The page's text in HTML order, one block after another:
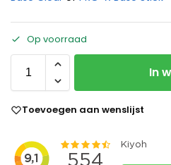
Op voorraad
In
Toevoegen aan wenslijst